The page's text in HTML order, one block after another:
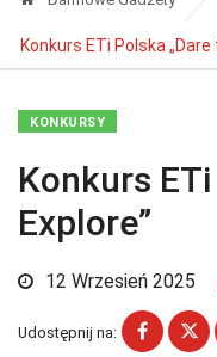
Konkurs ETi Polska „Dare
KONKURSY
Konkurs
Explore”
12 Wrzesień 2025
Udostępnij na: